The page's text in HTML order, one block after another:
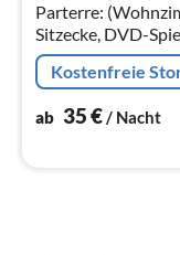
Parterre:
Sitzecke, DVD-
Spülmaschine,
Kostenfreie
ab 35€/ Nacht